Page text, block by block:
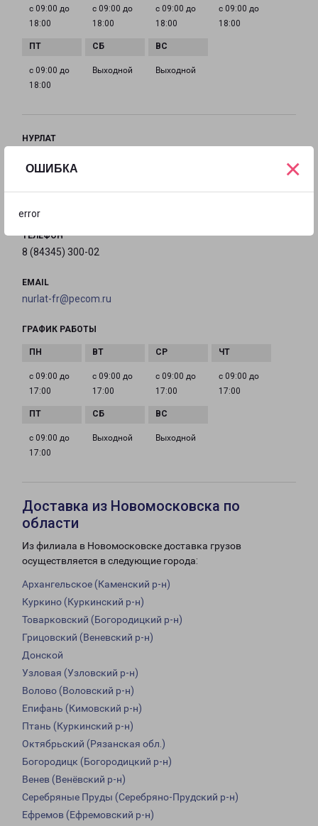
ОШИБКА
error
×
с 09:00 до
18:00
с 09:00 до
18:00
с 09:00 до
18:00
с 09:00 до
18:00
с 09:00 до
18:00
Выходной Выходной
НУРЛАТ
57 А
ТЕЛЕФОН
8 (84345) 300-02
EMAIL
nurlat-fr@pecom.ru
ГРАФИК РАБОТЫ
с 09:00 до
17:00
с 09:00 до
17:00
с 09:00 до
17:00
с 09:00 до
17:00
с 09:00 до
17:00
Выходной Выходной
Доставка из Новомосковска по
области
Из филиала в Новомосковске доставка грузов
осуществляется в следующие города:
Архангельское (Каменский р-н)
Куркино (Куркинский р-н)
Товарковский (Богородицкий р-н)
Грицовский (Веневский р-н)
Донской
Узловая (Узловский р-н)
Волово (Воловский р-н)
Епифань (Кимовский р-н)
Птань (Куркинский р-н)
Октябрьский (Рязанская обл.)
Богородицк (Богородицкий р-н)
Венев (Венёвский р-н)
Серебряные Пруды (Серебряно-Прудский р-н)
Ефремов (Ефремовский р-н)